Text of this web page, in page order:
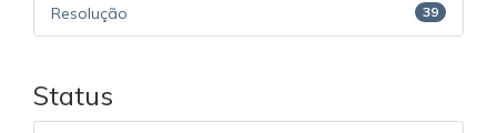
Resolução 39
Status